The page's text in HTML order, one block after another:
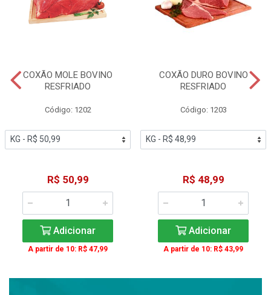
COXÃO MOLE BOVINO
RESFRIADO
Código: 1202
R$ 50,99
Adicionar
A partir de 10: R$ 47,99
COXÃO DURO BOVINO
RESFRIADO
Código: 1203
R$ 48,99
Adicionar
A partir de 10: R$ 43,99